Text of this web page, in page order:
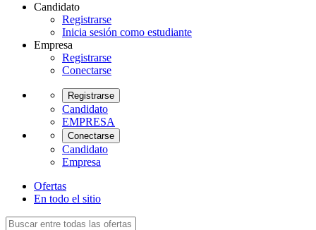
Candidato
Registrarse
Inicia sesión como estudiante
Empresa
Registrarse
Conectarse
Registrarse
Candidato
EMPRESA
Conectarse
Candidato
Empresa
Ofertas
En todo el sitio